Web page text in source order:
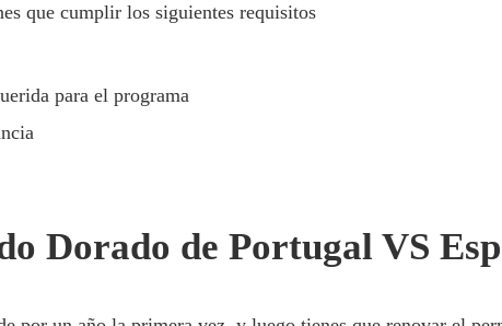
que cumplir los siguientes requisitos
para el programa
Dorado de Portugal VS